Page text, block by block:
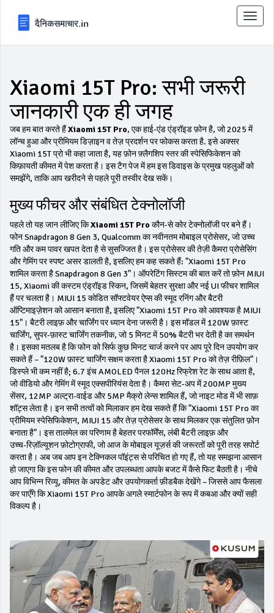
टॉगल
से
Xiaomi 15T Pro: सभी जरूरी
जानकारी एक ही जगह
जब हम बात करते हैंXiaomi 15T Pro, एक हाई‑एंड एंड्रॉइड फ़ोन है, जो 2025 में
लॉन्च हुआ और प्रीमियम डिज़ाइन व तेज़ प्रदर्शन पर फोकस करता है. इसे अक्सर
Xiaomi 15T प्रोभी कहा जाता है, यह फ़ोन फ़्लैगशिप स्तर की स्पेसिफिकेशन को
किफ़ायती कीमत में पेश करता है। इस टैग पेज में हम इस डिवाइस के प्रमुख पहलुओं को
समझेंगे, ताकि आप खरीदने से पहले पूरी तस्वीर देख सकें।
मुख्य फीचर और संबंधित टेक्नोलॉजी
पहले तो यह जान लीजिए किXiaomi 15T Proकौन‑से कोर टेक्नोलॉजी पर बने हैं।
फोनSnapdragon 8 Gen 3, Qualcomm का नवीनतम मोबाइल प्रोसेसर, जो उच्च
गति और कम पावर खपत देता हैसे सुसज्जित है। इस प्रोसेसर की तेज़ी कैमरा प्रोसेसिंग
और गेमिंग पर स्पष्ट असर डालती है, इसलिए हम कह सकते हैं: "Xiaomi 15T Pro
शामिल करता है Snapdragon 8 Gen 3"। ऑपरेटिंग सिस्टम की बात करें तो फ़ोन MIUI
15, Xiaomi की कस्टम एंड्रॉइड स्किन, जिसमें बेहतर सुरक्षा और नई UI फीचर शामिल
हैंपर चलता है। MIUI 15 कोडित सॉफ्टवेयर ऐप्स की स्मूद रनिंग और बैटरी
ऑप्टिमाइज़ेशन को आसान बनाता है, इसलिए "Xiaomi 15T Pro को आवश्यक है MIUI
15"। बैटरी लाइफ़ और चार्जिंग पर ध्यान देना जरूरी है। इस मॉडल में120W फ़ास्ट
चार्जिंग, सुपर‑फ़ास्ट चार्जिंग तकनीक, जो 5 मिनट में 50% बैटरी भर देती हैका समर्थन
है। इसका मतलब है कि फोन को सिर्फ कुछ मिनट चार्ज करने पर आप पूरे दिन उपयोग कर
सकते हैं – "120W फ़ास्ट चार्जिंग सक्षम करता है Xiaomi 15T Pro को तेज़ रीफ़िल"।
डिस्प्ले भी कम नहीं है; 6.7 इंच AMOLED पैनल 120Hz रिफ्रेश रेट के साथ आता है,
जो वीडियो और गेमिंग में स्मूद एक्सपीरियंस देता है। कैमरा सेट‑अप में 200MP मुख्य
सेंसर, 12MP अल्ट्रा‑वाईड और 5MP मैक्रो लेन्स शामिल हैं, जो नाइट मोड में भी साफ़
शॉट्स लेता है। इन सभी तत्वों को मिलाकर हम देख सकते हैं कि "Xiaomi 15T Pro का
प्रीमियम स्पेसिफिकेशन, MIUI 15 और तेज़ प्रोसेसर के साथ मिलकर एक संतुलित फ़ोन
बनाता है"। इस तालमेल का परिणाम है बेहतर परफॉर्मेंस, लंबी बैटरी लाइफ़ और
उच्च‑रिज़ॉल्यूशन फ़ोटोग्राफी, जो आज के मोबाइल यूज़र्स की जरूरतों को पूरी तरह सपोर्ट
करता है। अब जब आप इन टेक्निकल पॉइंट्स से परिचित हो गए हैं, तो यह समझना आसान
हो जाएगा कि इस फोन की कीमत और उपलब्धता आपके बजट में कैसे फिट बैठती है। नीचे
आप विभिन्न रिव्यू, कीमत के अपडेट और उपयोगकर्ता फ़ीडबैक देखेंगे – जिससे आप फैसला
कर पाएँगे कि Xiaomi 15T Pro आपके अगले स्मार्टफोन के रूप में कबआ और क्यों सही
विकल्प है।